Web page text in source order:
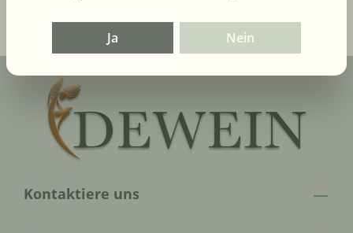
Kontaktiere uns
Ja Nein